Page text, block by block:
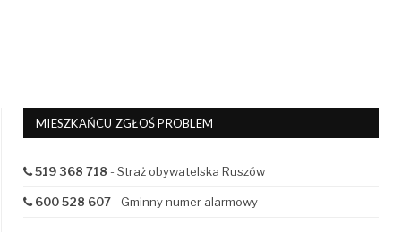
MIESZKAŃCU ZGŁOŚ PROBLEM
519 368 718 - Straż obywatelska Ruszów
600 528 607- Gminny numer alarmowy